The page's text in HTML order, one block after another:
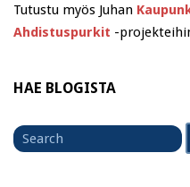
Tutustu myös Juhan
Ahdistuspurkit -
HAE BLOGISTA
Search
for